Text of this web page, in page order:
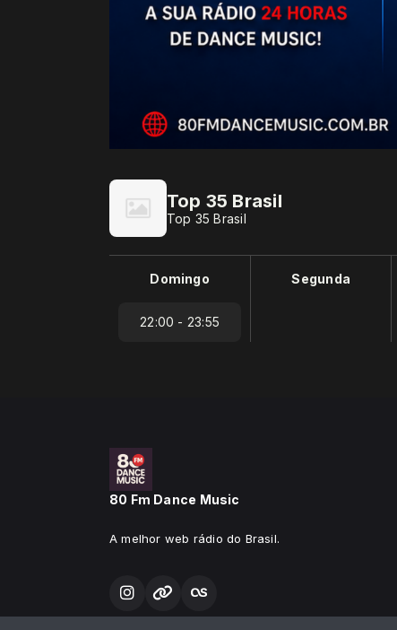
Top 35 Brasil
Top 35 Brasil
Domingo
22:00 - 23:55
Segunda
80 Fm Dance Music
A melhor web rádio do Brasil.